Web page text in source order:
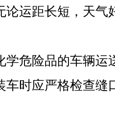
论运距长短，天气
学危险品的车辆运
车时应严格检查缝